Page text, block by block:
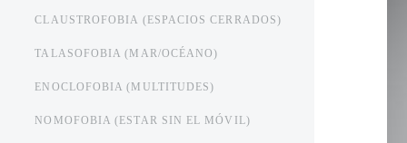
CLAUSTROFOBIA (ESPACIOS CERRADOS)
TALASOFOBIA (MAR/OCÉANO)
ENOCLOFOBIA (MULTITUDES)
NOMOFOBIA (ESTAR SIN EL MÓVIL)